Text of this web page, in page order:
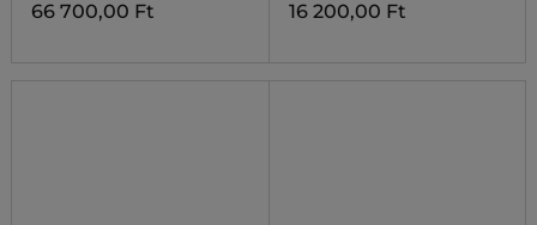
66 700,00 Ft 16 200,00 Ft